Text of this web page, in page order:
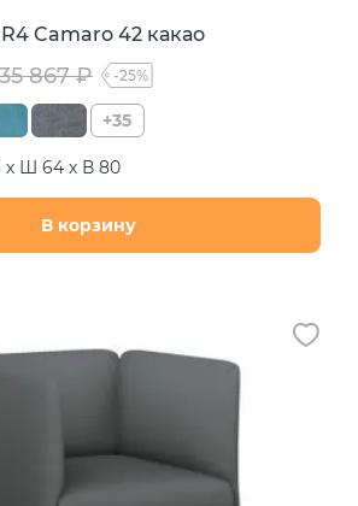
Camaro 42 какао
35 867 ₽ -25%
+35
х Ш 64 х В 80
В корзину